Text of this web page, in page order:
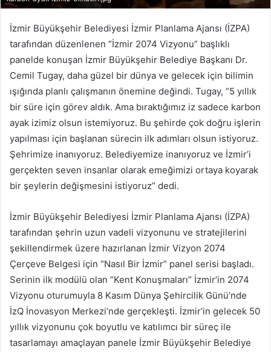
İzmir Büyükşehir Belediyesi İzmir Planlama Ajansı (İZPA)
tarafından düzenlenen “İzmir 2074 Vizyonu” başlıklı
panelde konuşan İzmir Büyükşehir Belediye Başkanı Dr.
Cemil Tugay, daha güzel bir dünya ve gelecek için bilimin
ışığında planlı çalışmanın önemine değindi. Tugay, “5 yıllık
bir süre için görev aldık. Ama bıraktığımız iz sadece karbon
ayak izimiz olsun istemiyoruz. Bu şehirde çok doğru işlerin
yapılması için başlanan sürecin ilk adımları olsun istiyoruz.
Şehrimize inanıyoruz. Belediyemize inanıyoruz ve İzmir’i
gerçekten seven insanlar olarak emeğimizi ortaya koyarak
bir şeylerin değişmesini istiyoruz” dedi.
İzmir Büyükşehir Belediyesi İzmir Planlama Ajansı (İZPA)
tarafından şehrin uzun vadeli vizyonunu ve stratejilerini
şekillendirmek üzere hazırlanan İzmir Vizyon 2074
Çerçeve Belgesi için “Nasıl Bir İzmir” panel serisi başladı.
Serinin ilk modülü olan “Kent Konuşmaları” İzmir’in 2074
Vizyonu oturumuyla 8 Kasım Dünya Şehircilik Günü’nde
İzQ İnovasyon Merkezi’nde gerçekleşti. İzmir’in gelecek 50
yıllık vizyonunu çok boyutlu ve katılımcı bir süreç ile
tasarlamayı amaçlayan panele İzmir Büyükşehir Belediye